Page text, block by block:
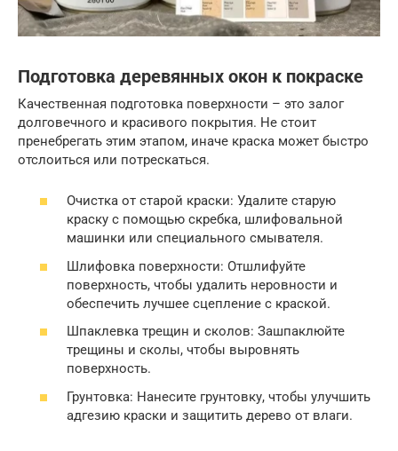
Подготовка деревянных окон к покраске
Качественная подготовка поверхности – это залог
долговечного и красивого покрытия. Не стоит
пренебрегать этим этапом, иначе краска может быстро
отслоиться или потрескаться.
Очистка от старой краски: Удалите старую
краску с помощью скребка, шлифовальной
машинки или специального смывателя.
Шлифовка поверхности: Отшлифуйте
поверхность, чтобы удалить неровности и
обеспечить лучшее сцепление с краской.
Шпаклевка трещин и сколов: Зашпаклюйте
трещины и сколы, чтобы выровнять
поверхность.
Грунтовка: Нанесите грунтовку, чтобы улучшить
адгезию краски и защитить дерево от влаги.